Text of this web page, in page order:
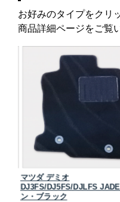
お好みのタイプをクリ
商品詳細ページをご覧
マツダ デミオ
DJ3FS/DJ5FS/DJLFS JADE
ン・ブラック